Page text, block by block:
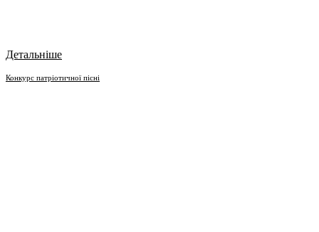
Детальніше
Конкурс патріотичної пісні